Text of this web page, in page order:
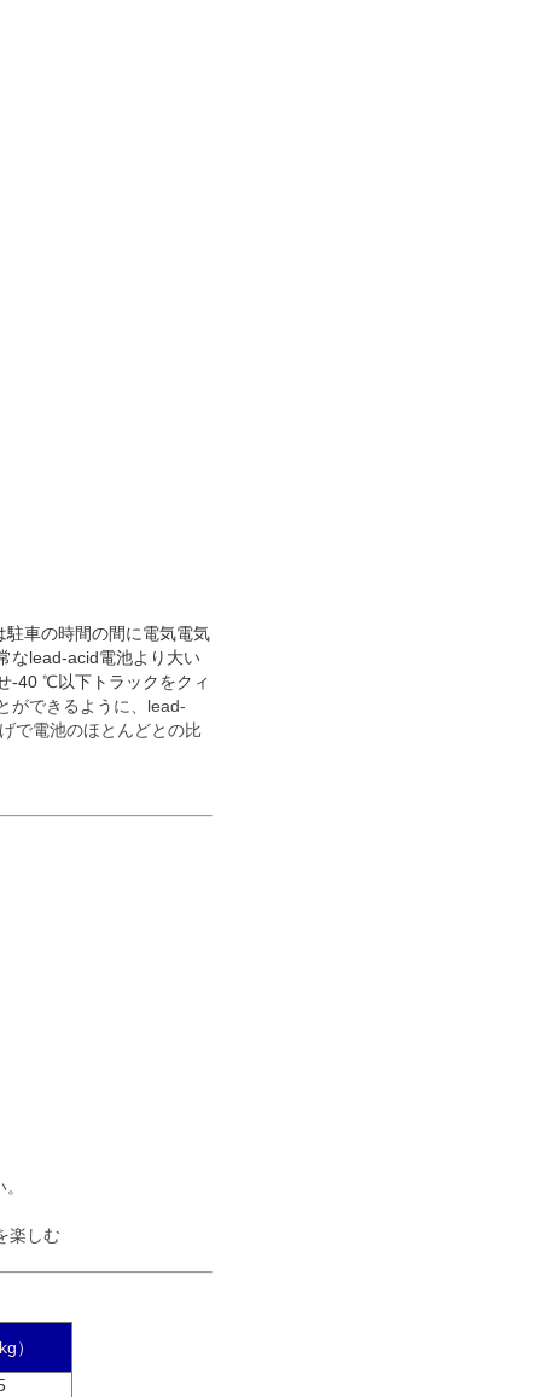
車の時間の間に電気電気
なlead-acid電池より大い
-40 ℃以下トラックをクィ
ができるように、lead-
で電池のほとんどとの比
楽しむ
）